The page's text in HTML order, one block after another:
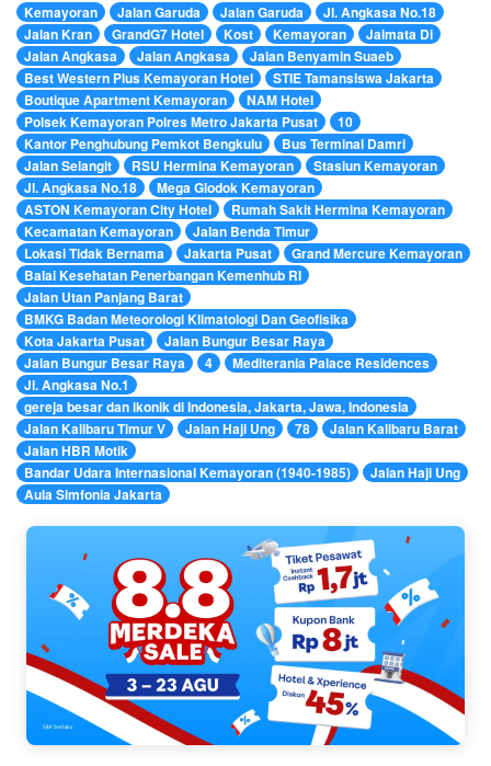
Kemayoran Jalan Garuda Jalan Garuda
Jl. Angkasa No.18
Jalan Kran
GrandG7 Hotel Kost Kemayoran
Jaimata Di
Jalan Angkasa
Jalan Angkasa
Jalan Benyamin Suaeb
Best Western Plus Kemayoran Hotel
STIE Tamansiswa Jakarta
Boutique Apartment Kemayoran
NAM Hotel
Polsek Kemayoran Polres Metro Jakarta Pusat
10
Kantor Penghubung Pemkot Bengkulu
Bus Terminal Damri
Jalan Selangit
RSU Hermina Kemayoran
Stasiun Kemayoran
Jl. Angkasa No.18
Mega Glodok Kemayoran
ASTON Kemayoran City Hotel
Rumah Sakit Hermina Kemayoran
Kecamatan Kemayoran
Jalan Benda Timur
Lokasi Tidak Bernama
Jakarta Pusat
Grand Mercure Kemayoran
Balai Kesehatan Penerbangan Kemenhub RI
Jalan Utan Panjang Barat
BMKG Badan Meteorologi Klimatologi Dan Geofisika
Kota Jakarta Pusat
Jalan Bungur Besar Raya
Jalan Bungur Besar Raya
4
Mediterania Palace Residences
Jl. Angkasa No.1
gereja besar dan ikonik di Indonesia, Jakarta, Jawa, Indonesia
Jalan Kalibaru Timur V
Jalan Haji Ung 78
Jalan Kalibaru Barat
Jalan HBR Motik
Bandar Udara Internasional Kemayoran (1940-1985)
Jalan Haji Ung
Aula Simfonia Jakarta